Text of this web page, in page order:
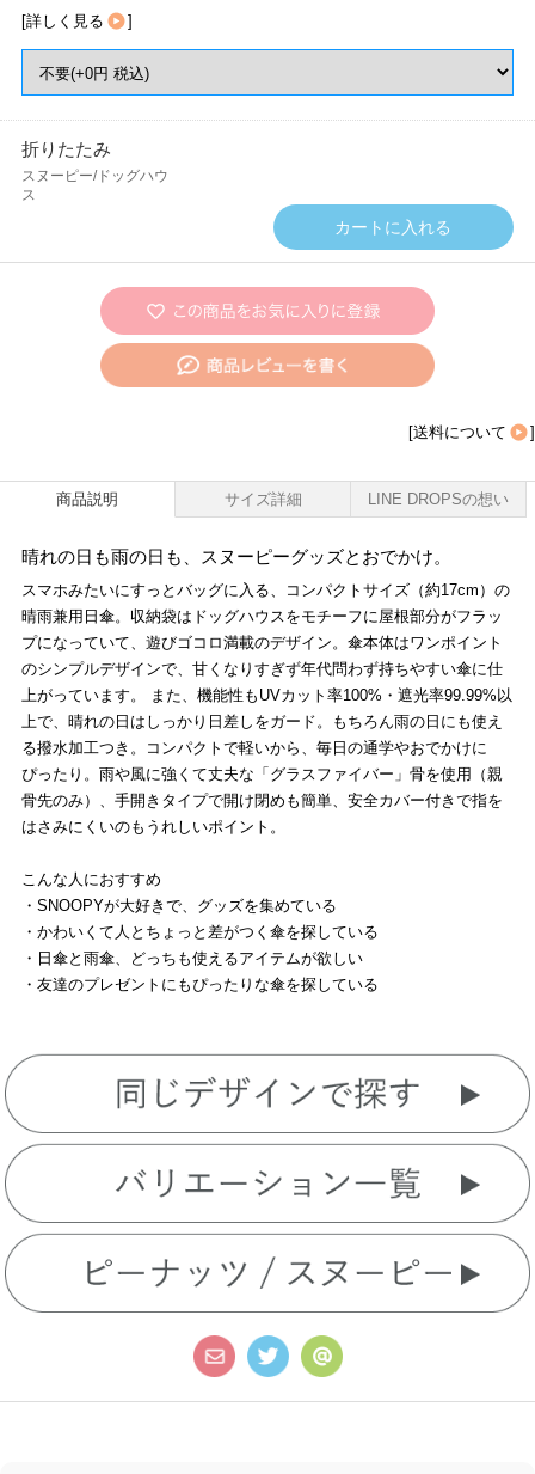
[詳しく見る ]
折りたたみ
スヌーピー/ドッグハウ
ス
[送料について ]
商品説明 サイズ詳細 LINE DROPSの想い
晴れの日も雨の日も、スヌーピーグッズとおでかけ。
スマホみたいにすっとバッグに入る、コンパクトサイズ（約17cm）の
晴雨兼用日傘。収納袋はドッグハウスをモチーフに屋根部分がフラッ
プになっていて、遊びゴコロ満載のデザイン。傘本体はワンポイント
のシンプルデザインで、甘くなりすぎず年代問わず持ちやすい傘に仕
上がっています。 また、機能性もUVカット率100%・遮光率99.99%以
上で、晴れの日はしっかり日差しをガード。もちろん雨の日にも使え
る撥水加工つき。コンパクトで軽いから、毎日の通学やおでかけに
ぴったり。雨や風に強くて丈夫な「グラスファイバー」骨を使用（親
骨先のみ）、手開きタイプで開け閉めも簡単、安全カバー付きで指を
はさみにくいのもうれしいポイント。
こんな人におすすめ
・SNOOPYが大好きで、グッズを集めている
・かわいくて人とちょっと差がつく傘を探している
・日傘と雨傘、どっちも使えるアイテムが欲しい
・友達のプレゼントにもぴったりな傘を探している